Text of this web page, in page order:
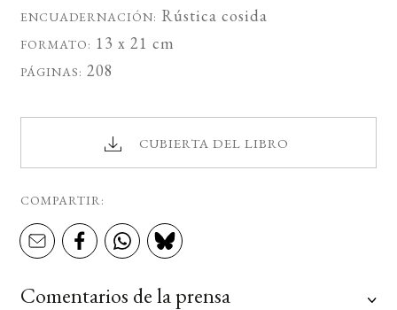
ENCUADERNACIÓN: Rústica cosida
FORMATO: 13 x 21 cm
PÁGINAS: 208
CUBIERTA DEL LIBRO
COMPARTIR:
Comentarios de la prensa